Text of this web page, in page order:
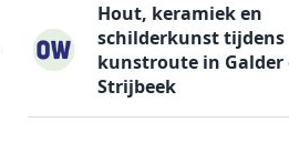
Hout, keramiek en
schilderkunst tijdens
kunstroute in Galder
Strijbeek